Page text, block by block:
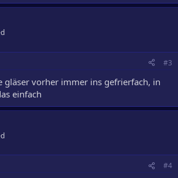
#3
gläser vorher immer ins gefrierfach, in
einfach
#4